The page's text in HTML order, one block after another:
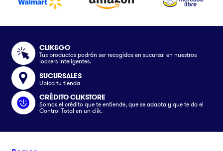
CLIK&GO
Tus productos podrán ser recogidos en sucursal en nuestros
lockers inteligentes.
SUCURSALES
Ubica tu tienda
CRÉDITO CLIKSTORE
Somos el crédito que te entiende, que se adapta y que te da el
Control Total en un clik.